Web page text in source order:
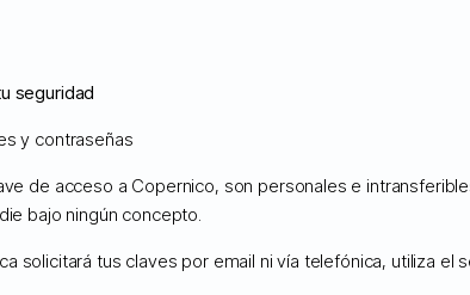
Nettverksstatus
seguridad
y contraseñas
de acceso a Copernico, son personales e
bajo ningún concepto.
solicitará tus claves por email ni vía telefónica, utiliza el